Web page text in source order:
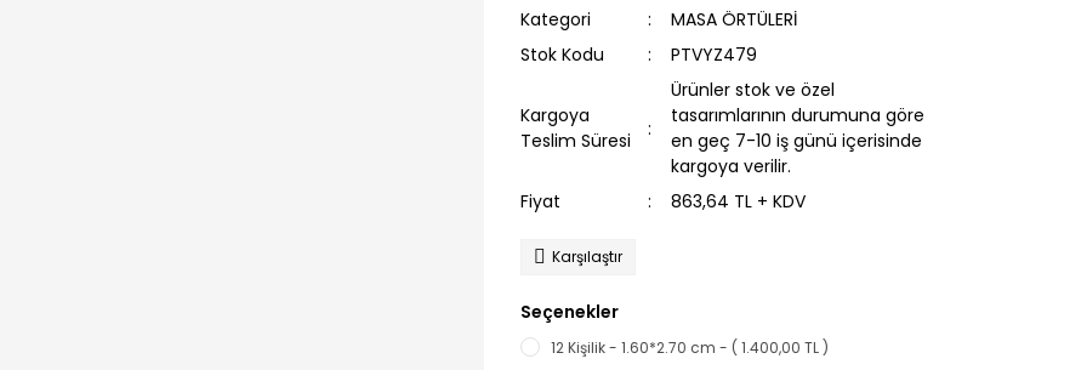
Kategori
MASA ÖRTÜLERİ
Stok Kodu
PTVYZ479
Kargoya
Teslim Süresi
Ürünler stok ve özel
tasarımlarının durumuna göre
en geç 7-10 iş günü içerisinde
kargoya verilir.
Fiyat
863,64 TL + KDV
Karşılaştır
Seçenekler
12 Kişilik - 1.60*2.70 cm - ( 1.400,00 TL )